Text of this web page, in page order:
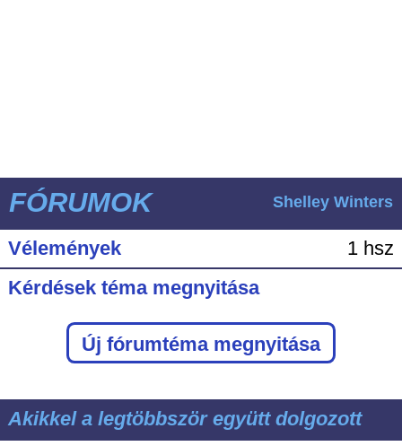
FÓRUMOK Shelley Winters
Vélemények
1 hsz
Kérdések téma megnyitása
Új fórumtéma megnyitása
Akikkel a legtöbbször együtt dolgozott